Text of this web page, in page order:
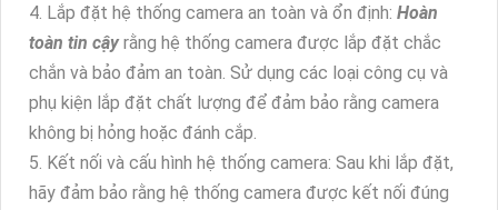
4. Lắp đặt hệ thống camera an toàn và ổn định: Hoàn
toàn tin cậyrằng hệ thống camera được lắp đặt chắc
chắn và bảo đảm an toàn. Sử dụng các loại công cụ và
phụ kiện lắp đặt chất lượng để đảm bảo rằng camera
không bị hỏng hoặc đánh cắp.
5. Kết nối và cấu hình hệ thống camera: Sau khi lắp đặt,
hãy đảm bảo rằng hệ thống camera được kết nối đúng